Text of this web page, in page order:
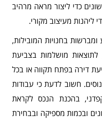
כדי ליצור מראה מרהיב
ליהנות מעיצוב מקורי.
בחנויות המובילות,
מושלמות בצביעת
דירה בפתח תקווה או בכל
חשוב לדעת כי עבודות
בהכנת הנכס לקראת
ובכמות מספיקה ובבחירת